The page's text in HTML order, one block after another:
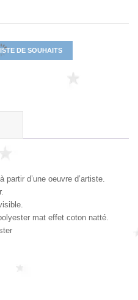
DE SOUHAITS
d’une oeuvre d’artiste.
mat effet coton natté.